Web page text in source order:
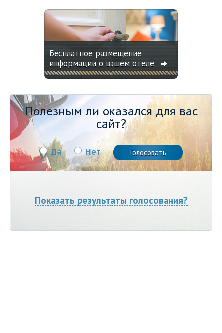
Бесплатное размещение
информации о вашем отеле
Полезным ли оказался для вас
сайт?
Да Нет
Показать результаты голосования?